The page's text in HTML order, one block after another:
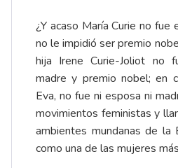
¿Y acaso María Curie no fue
no le impidió ser premio
hija Irene Curie-Joliot no
madre y premio nobel; en
Eva, no fue ni esposa ni
movimientos feministas y
ambientes mundanas de la
como una de las mujeres